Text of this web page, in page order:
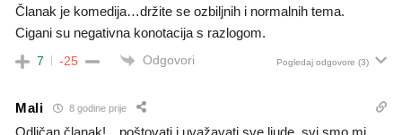
Članak je komedija…držite se ozbiljnih i normalnih tema.
Cigani su negativna konotacija s razlogom.
7 -25 Odgovori Pogledaj odgovore (3)
Mali 8 godine prije